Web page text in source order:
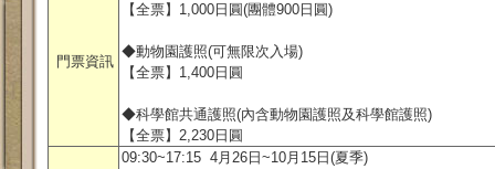
門票資訊
【全票】1,000日圓(團體900日圓)
◆動物園護照(可無限次入場)
【全票】1,400日圓
◆科學館共通護照(內含動物園護照及科學館護照)
【全票】2,230日圓
09:30~17:15 4月26日~10月15日(夏季)